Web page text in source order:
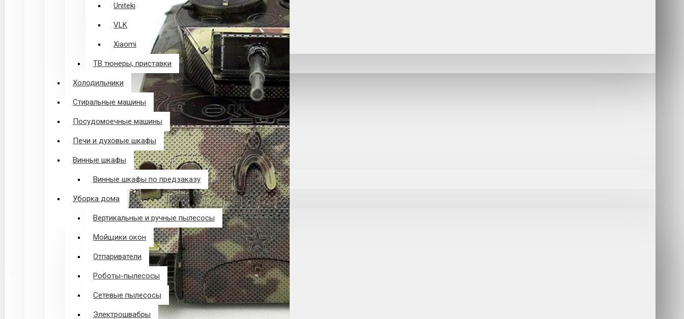
Uniteki
VLK
Xiaomi
ТВ тюнеры, приставки
Холодильники
Стиральные машины
Посудомоечные машины
Печи и духовые шкафы
Винные шкафы
Винные шкафы по предзаказу
Уборка дома
Вертикальные и ручные пылесосы
Мойщики окон
Отпариватели
Роботы-пылесосы
Сетевые пылесосы
Электрошвабры